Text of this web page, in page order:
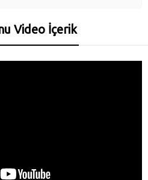
Video İçerik